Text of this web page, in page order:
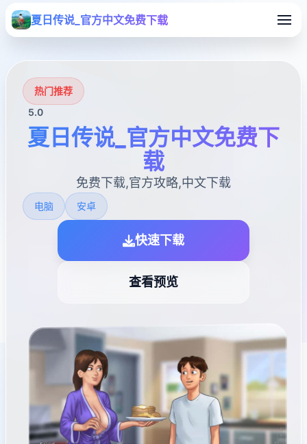
夏日传说_官方中文免费下载
热门推荐
5.0
夏日传说_官方中文免费下
载
免费下载,官方攻略,中文下载
电脑 安卓
快速下载
查看预览